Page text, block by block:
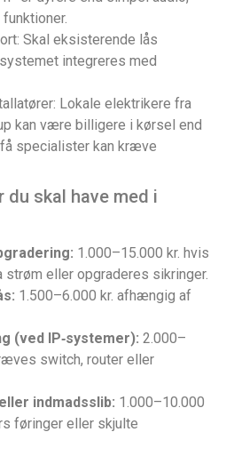
Skal eksisterende lås
integreres med
Lokale elektrikere fra
kan være billigere i kørsel end
specialister kan kræve
du skal have med i
1.000–15.000 kr. hvis
eller opgraderes sikringer.
1.500–6.000 kr. afhængig af
(ved IP‑systemer): 2.000–
switch, router eller
indmadsslib: 1.000–10.000
føringer eller skjulte